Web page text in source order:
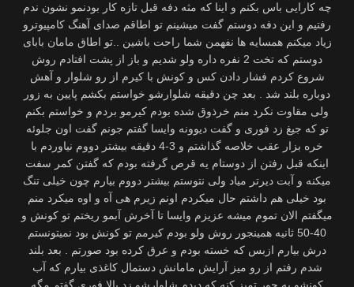
چه کارایی باس بکنم و اینا که مثه دفه قبل تازه کار بودنمو نشون ندم
رفتیم و این دفه دوستم گفت میشینم تو اطاقم صدای آهنگ کامپیوترو
زیاد میکنم همسایه ها نفهمن شما راحت باشین ..تو اطاق مامان بابای
دوستم که تخت 2 نفره داره ولو شدیم و باز از پشت افتادم روش
شروع کردم فشار دادن کس و کونش با کیرم از رو شلوار و آهش
دوباره بلند شد . بعد چن دقیقه شلوارشو خواستم بکشم پایین به زور
ولی مقاوت نکرد منم خرذوق شده بودم کیرمو بردم و خواستم بکنم
تو که جیغ زد فوری و گفت دیوونه وایسا گفتم جونم گفت اون جلوئه
خره بزار عقب خلاصه گذاشتم و 3-4 دقیقه بیشتر دووم نیاوردم با
اینکه قبل رفتن از دوستام یه قرص گرفته بودم که گفتن کمر سفت
میکنه و آبت دیرتر میاد ولی نتوستم بیشتر دووم بیارم چون خیلی تنگ
بود خیلی هم داشتم حال میکردم اونم زیرم هی آه و اوه میکرد منم
میگفتم الان تموم میشه عزیزم وایسا تا آخرش آبمو ریختم تو کونش و
40-50 ثانیه همینجور روش ولو بودم کیرمم تو کونش بود نمیتونستم
درش بیارم ازبس که خسته بودم و عرق کرده بود صورتم . بعد بلند
شدم رفتم از رو میز آرایش مامانش دستمال کاغذی بیارم که آب